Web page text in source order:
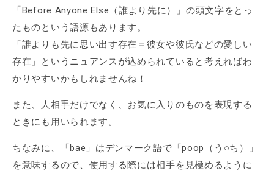
「Before Anyone Else（誰より先に）」の頭文字をとっ
たものという語源もあります。
「誰よりも先に思い出す存在＝彼女や彼氏などの愛しい
存在」というニュアンスが込められていると考えればわ
かりやすいかもしれませんね！
また、人相手だけでなく、お気に入りのものを表現する
ときにも用いられます。
ちなみに、「bae」はデンマーク語で「poop（う○ち）」
を意味するので、使用する際には相手を見極めるように